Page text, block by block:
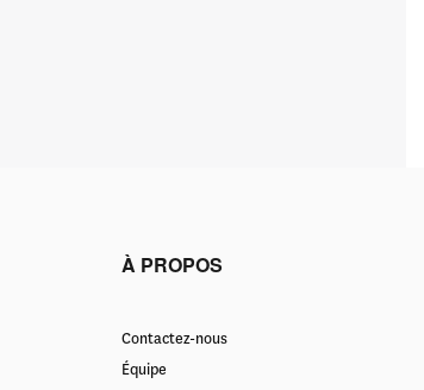
À PROPOS
Contactez-nous
Équipe